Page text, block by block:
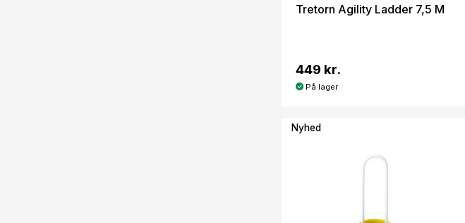
Tretorn Agility Ladder 7,5 M
449 kr.
På lager
Nyhed